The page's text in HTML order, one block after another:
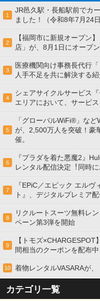
1
JR邑久駅・長船駅前でカ
ました！（令和8年7月24
2
【福岡市に新規オープン
店」が、8月1日にオープン
3
医療機関向け事務長代行
人手不足を共に解決する
4
シェアサイクルサービス
エリアにおいて、サービ
5
「グローバルWiFi®」な
が、2,500万人を突破！豪
催。
6
『プラダを着た悪魔2』
レンタル配信決定︕同時
7
『EPiC／エピック エル
ト』、デジタルプレミア
8
リクルートスーツ無料レ
ペーン第3弾を開始
9
【トモズ
間相当のクーポンを配布中
10 着物レンタルVASARAが
カテゴリ一覧